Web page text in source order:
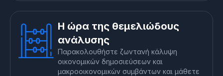
Η ώρα της θεμελιώδους
ανάλυσης
Παρακολουθήστε ζωντανή κάλυψη
οικονομικών δημοσιεύσεων και
μακροοικονομικών συμβάντων και μάθετε